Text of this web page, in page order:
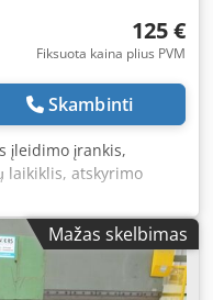
125 €
Fiksuota kaina plius PVM
Skambinti
įleidimo įrankis,
laikiklis, atskyrimo
štampavimo matrica,
kampinis
žr.
-Išmatavimai:
Mažas skelbimas